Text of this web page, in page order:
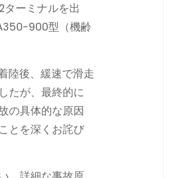
ーミナルを出
900型（機齢
陸後、緩速で滑走
たが、最終的に
の具体的な原因
とを深くお詫び